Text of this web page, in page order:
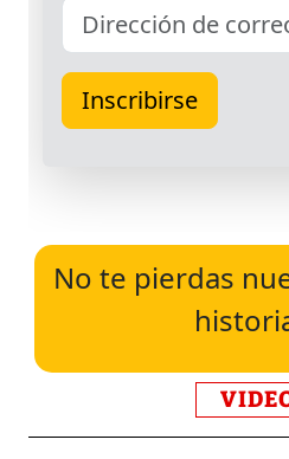
No te pierdas